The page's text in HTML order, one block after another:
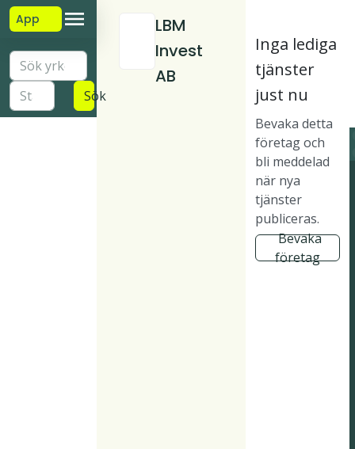
App
Sök
LBM
Invest
AB
Inga lediga
tjänster
just nu
Bevaka detta
företag och
bli meddelad
när nya
tjänster
publiceras.
Bevaka
företag